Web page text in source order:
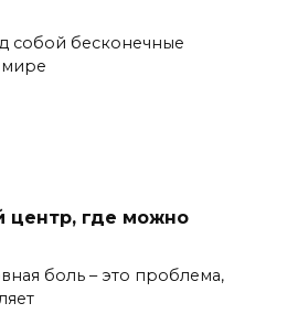
собой бесконечные
центр, где можно
боль – это проблема,